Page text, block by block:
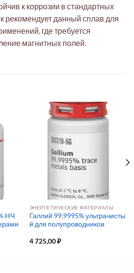
к коррозии в стандартных
рекомендует данный сплав для
где требуется
магнитных полей.
HЧ
ЭНЕРГЕТИЧЕСКИЕ МАТЕРИАЛЫ
Галлий 99,9995% ультрачисты
й для полупроводников
4 725,00₽